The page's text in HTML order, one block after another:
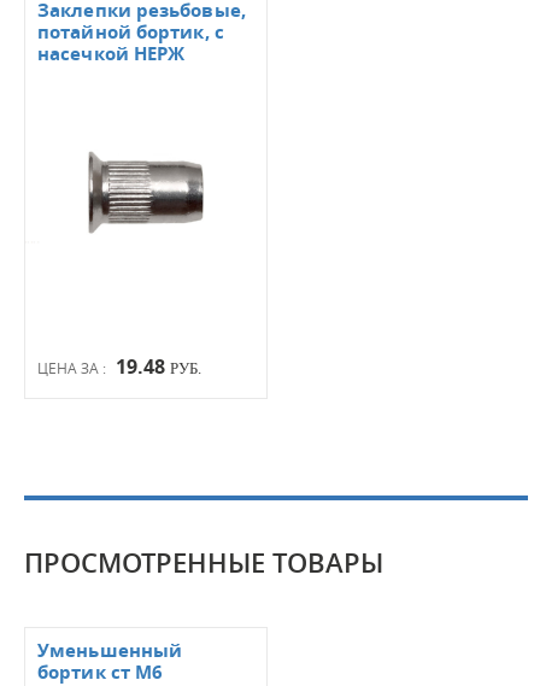
ЦЕНА ЗА : 19.48 РУБ.
Заклепки резьбовые,
потайной бортик, с
насечкой НЕРЖ
ПРОСМОТРЕННЫЕ ТОВАРЫ
Уменьшенный
бортик ст М6